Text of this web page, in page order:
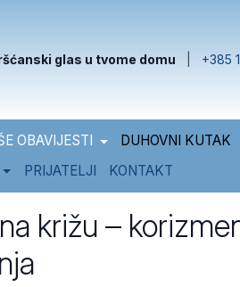
glas u tvome domu +385
OBAVIJESTI DUHOVNI KUTAK
PRIJATELJI KONTAKT
križu –